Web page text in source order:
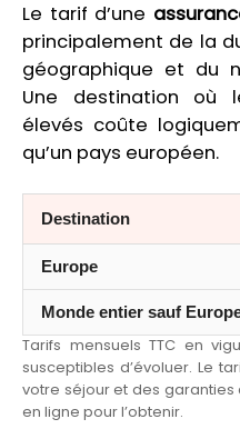
Le tarif d’une
principalement de la
géographique et du
Une destination où
élevés coûte
qu’un pays européen.
Destination
Europe
Monde entier sauf
Tarifs mensuels TTC en
susceptibles d’évoluer. Le
votre séjour et des
en ligne pour l’obtenir.